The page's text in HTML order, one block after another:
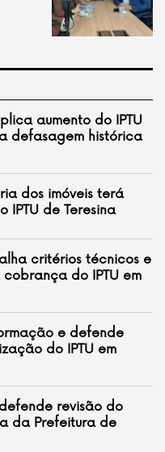
aumento do IPTU
defasagem histórica
dos imóveis terá
IPTU de Teresina
critérios técnicos e
do IPTU em
e defende
do IPTU em
revisão do
da Prefeitura de